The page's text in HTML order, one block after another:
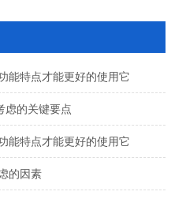
能特点才能更好的使用它
虑的关键要点
能特点才能更好的使用它
的因素